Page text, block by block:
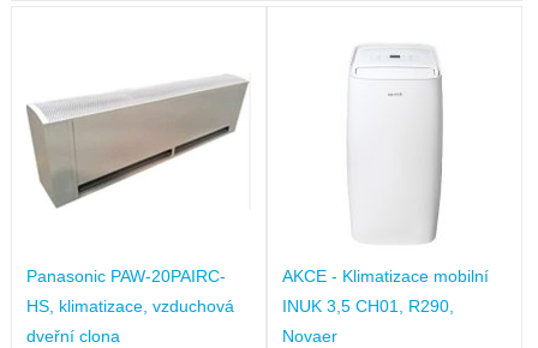
Panasonic PAW-20PAIRC-
HS, klimatizace, vzduchová
dveřní clona
AKCE - Klimatizace mobilní
INUK 3,5 CH01, R290,
Novaer